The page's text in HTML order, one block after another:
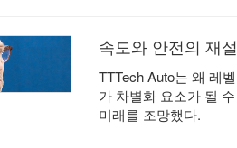
속도와 안전의 재
TTTech Auto는 왜 레
가 차별화 요소가 될
미래를 조망했다.